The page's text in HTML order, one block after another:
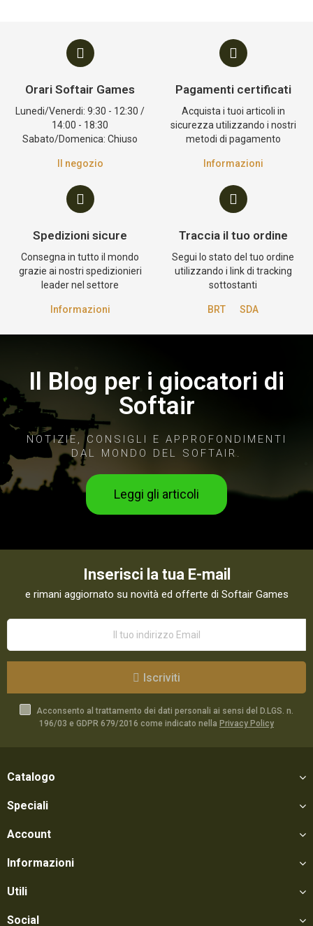
Orari Softair Games
Lunedi/Venerdi: 9:30 - 12:30 /
14:00 - 18:30
Sabato/Domenica: Chiuso
Il negozio
Pagamenti certificati
Acquista i tuoi articoli in
sicurezza utilizzando i nostri
metodi di pagamento
Informazioni
Spedizioni sicure
Consegna in tutto il mondo
grazie ai nostri spedizionieri
leader nel settore
Informazioni
Traccia il tuo ordine
Segui lo stato del tuo ordine
utilizzando i link di tracking
sottostanti
BRT SDA
Il Blog per i giocatori di
Softair
NOTIZIE, CONSIGLI E APPROFONDIMENTI
DAL MONDO DEL SOFTAIR.
Leggi gli articoli
Inserisci la tua E-mail
e rimani aggiornato su novità ed offerte di Softair Games
Iscriviti
Acconsento al trattamento dei dati personali ai sensi del D.LGS. n.
196/03 e GDPR 679/2016 come indicato nella Privacy Policy
Catalogo
Speciali
Account
Informazioni
Utili
Social